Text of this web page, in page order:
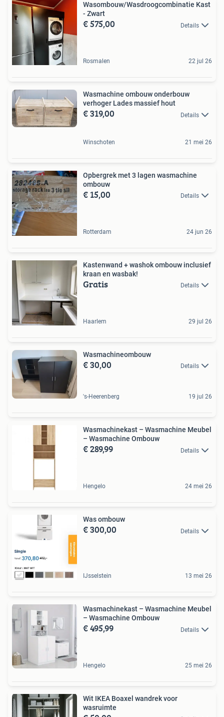
Wasombouw/Wasdroogcombinatie Kast
- Zwart
€ 575,00 Details
Rosmalen 22 jul 26
Wasmachine ombouw onderbouw
verhoger Lades massief hout
€ 319,00 Details
Winschoten 21 mei 26
Opbergrek met 3 lagen wasmachine
ombouw
€ 15,00 Details
Rotterdam 24 jun 26
Kastenwand + washok ombouw inclusief
kraan en wasbak!
Gratis Details
Haarlem 29 jul 26
Wasmachineombouw
€ 30,00 Details
's-Heerenberg 19 jul 26
Wasmachinekast – Wasmachine Meubel
– Wasmachine Ombouw
€ 289,99 Details
Hengelo 24 mei 26
Was ombouw
€ 300,00 Details
IJsselstein 13 mei 26
Wasmachinekast – Wasmachine Meubel
– Wasmachine Ombouw
€ 495,99 Details
Hengelo 25 mei 26
Wit IKEA Boaxel wandrek voor
wasruimte